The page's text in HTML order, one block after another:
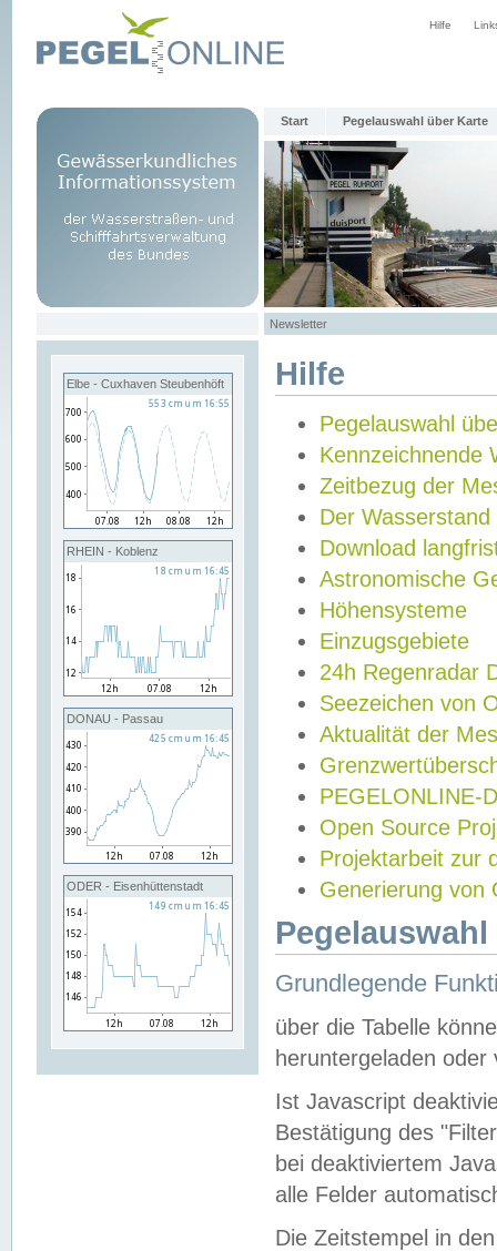
Hilfe
Start Pegelauswahl über Karte
Newsletter
Elbe - Cuxhaven Steubenhöft
RHEIN - Koblenz
DONAU - Passau
ODER - Eisenhüttenstadt
Hilfe
Pegelauswahl
Kennzeichnende
Zeitbezug der
Der Wasserstand
Download
Astronomische
Höhensysteme
Einzugsgebiete
24h Regenradar
Seezeichen von
Aktualität der
PEGELONLINE-
Open Source
Projektarbeit zur
Generierung von
Grundlegende
über die Tabelle
heruntergeladen oder
Ist Javascript
Bestätigung des
bei deaktiviertem
alle Felder
Die Zeitstempel in